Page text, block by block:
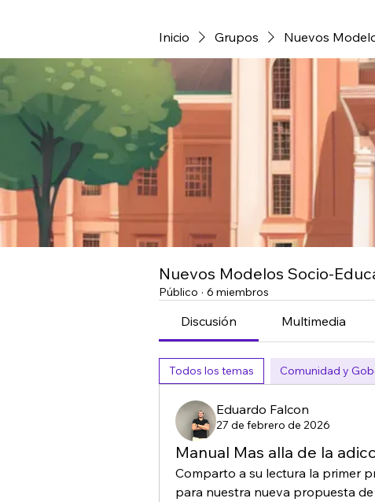
Inicio Grupos Nuevos
Nuevos Modelos Socio-
Público · 6 miembros
Discusión Multimedia
Todos los temas Comunidad y
Eduardo Falcon
27 de febrero de 2026
Manual Mas alla de la
Comparto a su lectura la primer
para nuestra nueva propuesta